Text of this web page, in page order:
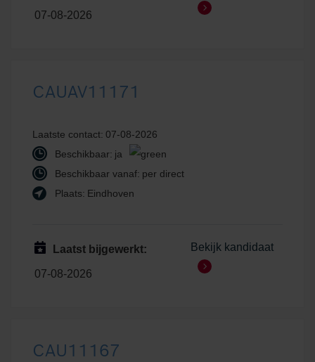
07-08-2026
CAUAV11171
Laatste contact: 07-08-2026
Beschikbaar: ja
Beschikbaar vanaf: per direct
Plaats: Eindhoven
Laatst bijgewerkt:
07-08-2026
Bekijk kandidaat
CAU11167